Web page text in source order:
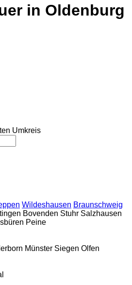
in Oldenburg
Umkreis
Wildeshausen Braunschweig
Bovenden Stuhr Salzhausen
Peine
Münster Siegen Olfen